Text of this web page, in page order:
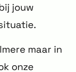
jouw
maar in
onze